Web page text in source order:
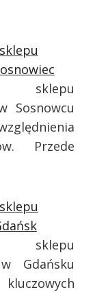
sklepu
Sosnowcu
Przede
sklepu
Gdańsku